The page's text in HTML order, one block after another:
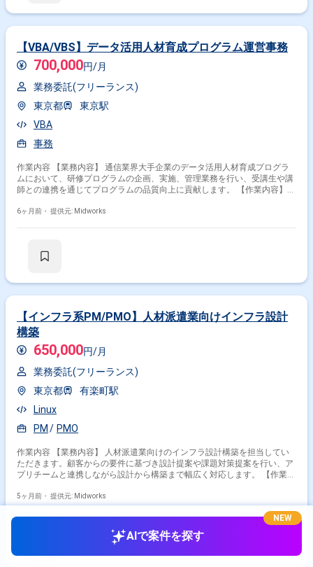
【VBA/VBS】データ活用人材育成プログラム運営事務
700,000円/月
業務委託(フリーランス)
東京都
東京駅
VBA
事務
作業内容 【業務内容】 通信業界大手企業のデータ活用人材育成プログラ
ムにおいて、研修プログラムの企画、実施、管理業務を行い、受講生や講
師との連携を通じてプログラムの品質向上に貢献します。 【作業内容】
講師との調整・連携 ・研修資料や関連ドキュメントの作成 ・プログラム
6ヶ月前・ 提供元: Midworks
【インフラ系PM/PMO】人材派遣業向けインフラ設計
構築
650,000円/月
業務委託(フリーランス)
東京都
有楽町駅
Linux
PM
PMO
作業内容 【業務内容】 人材派遣業向けのインフラ設計構築を担当してい
ただきます。顧客からの要件に基づき設計提案や課題対策提案を行い、ア
プリチームと連携しながら設計から構築まで幅広く対応します。 【作業内
プリチームとの折衝 ・構築計画の策定および進捗管理 ・成果物のドキュ
メント作成
5ヶ月前・ 提供元: Midworks
AIで案件を探す
NEW